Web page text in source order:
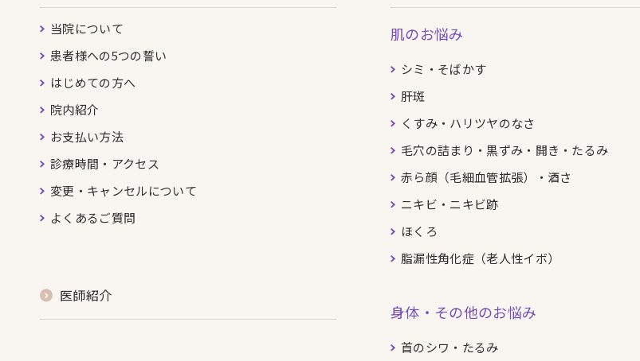
当院について
患者様への5つの誓い
はじめての方へ
院内紹介
お支払い方法
診療時間・アクセス
変更・キャンセルについて
よくあるご質問
医師紹介
肌のお悩み
シミ・そばかす
肝斑
くすみ・ハリツヤのなさ
毛穴の詰まり・黒ずみ・開き・たるみ
赤ら顔（毛細血管拡張）・酒さ
ニキビ・ニキビ跡
ほくろ
脂漏性角化症（老人性イボ）
身体・その他のお悩み
首のシワ・たるみ